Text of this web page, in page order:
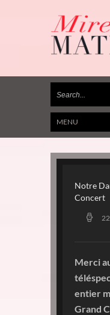
MENU
Notre
Concert
Merci
entier
Grand